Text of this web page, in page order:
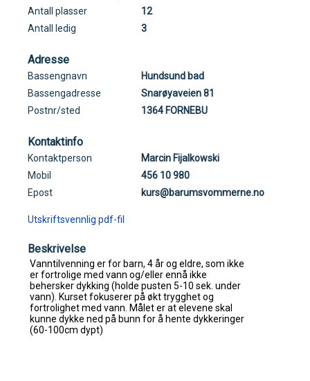
Antall plasser
12
Antall ledig
3
Adresse
Bassengnavn
Hundsund bad
Bassengadresse
Snarøyaveien 81
Postnr/sted
1364 FORNEBU
Kontaktinfo
Kontaktperson
Marcin Fijalkowski
Mobil
456 10 980
Epost
kurs@barumsvommerne.no
Utskriftsvennlig pdf-fil
Beskrivelse